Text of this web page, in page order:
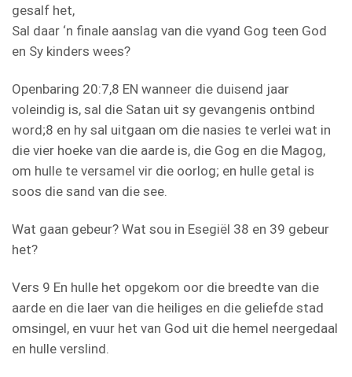
gesalf het,
Sal daar ‘n finale aanslag van die vyand Gog teen God
en Sy kinders wees?
Openbaring 20:7,8 EN wanneer die duisend jaar
voleindig is, sal die Satan uit sy gevangenis ontbind
word;8 en hy sal uitgaan om die nasies te verlei wat in
die vier hoeke van die aarde is, die Gog en die Magog,
om hulle te versamel vir die oorlog; en hulle getal is
soos die sand van die see.
Wat gaan gebeur? Wat sou in Esegiël 38 en 39 gebeur
het?
Vers 9 En hulle het opgekom oor die breedte van die
aarde en die laer van die heiliges en die geliefde stad
omsingel, en vuur het van God uit die hemel neergedaal
en hulle verslind.